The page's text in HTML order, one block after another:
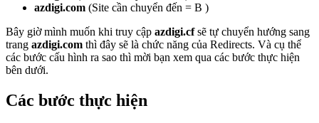
azdigi.com (Site cần chuyển đến = B )
Bây giờ mình muốn khi truy cập azdigi.cfsẽ tự chuyển hướng sang
trang azdigi.com thì đây sẽ là chức năng của Redirects. Và cụ thể
các bước cấu hình ra sao thì mời bạn xem qua các bước thực hiện
bên dưới.
Các bước thực hiện